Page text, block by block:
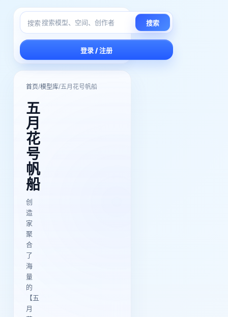
搜索 搜索
登录 / 注册
首页/模型库/五月花号帆船
五
月
花
号
帆
船
创
造
家
聚
合
了
海
量
的
【五
月